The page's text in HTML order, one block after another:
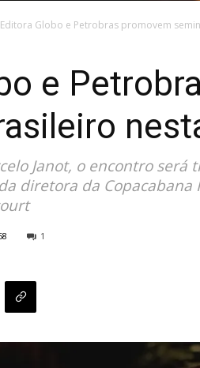
Editora Globo e Petrobras promovem
e
Janot, o encontro será
diretora da
1